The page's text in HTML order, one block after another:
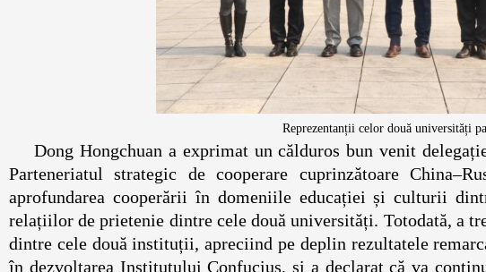
Reprezentanții celor două universități
Dong Hongchuan a exprimat un călduros bun venit
Parteneriatul strategic de cooperare cuprinzătoare
aprofundarea cooperării în domeniile educației și culturii
relațiilor de prietenie dintre cele două universități. Totodată, a
dintre cele două instituții, apreciind pe deplin rezultatele
în dezvoltarea Institutului Confucius, și a declarat că va